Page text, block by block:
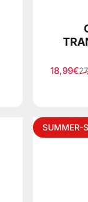
Sale
18,99€
Regular
SUMMER-